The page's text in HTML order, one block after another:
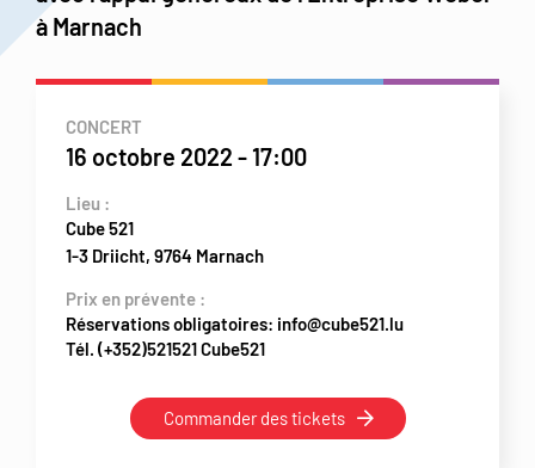
à Marnach
CONCERT
16 octobre 2022 - 17:00
Lieu :
Cube 521
1-3 Driicht, 9764 Marnach
Prix en prévente :
Réservations obligatoires: info@cube521.lu
Tél. (+352)521521 Cube521
Commander des tickets